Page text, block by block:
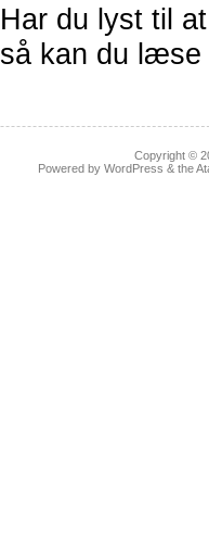
Har du lyst til
så kan du læse
Copyright ©
Powered by WordPress & the